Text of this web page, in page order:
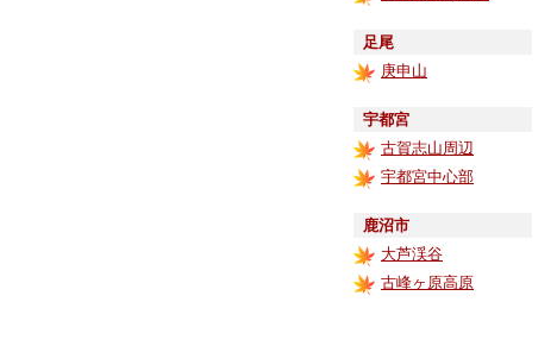
足尾
庚申山
宇都宮
古賀志山周辺
宇都宮中心部
鹿沼市
大芦渓谷
古峰ヶ原高原